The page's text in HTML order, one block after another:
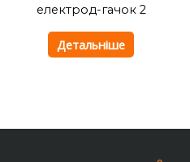
електрод-гачок 2
Детальніше